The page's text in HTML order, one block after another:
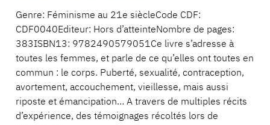
Genre: Féminisme au 21e siècleCode CDF:
CDF0040Editeur: Hors d’atteinteNombre de pages:
383ISBN13: 9782490579051Ce livre s’adresse à
toutes les femmes, et parle de ce qu’elles ont toutes en
commun : le corps. Puberté, sexualité, contraception,
avortement, accouchement, vieillesse, mais aussi
riposte et émancipation… A travers de multiples récits
d’expérience, des témoignages récoltés lors de